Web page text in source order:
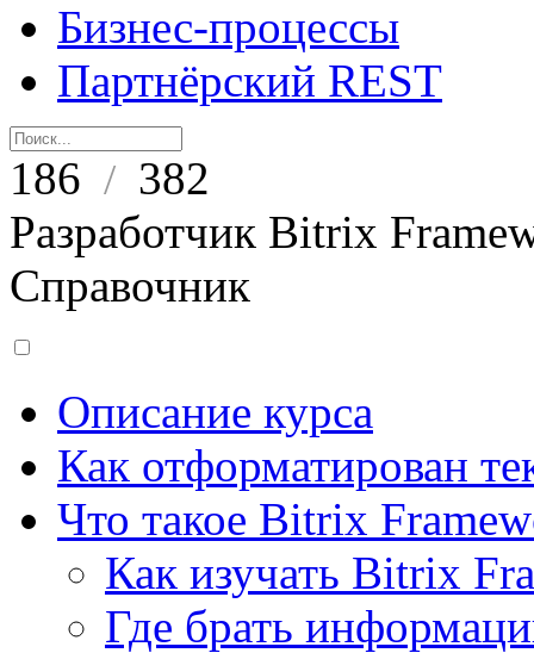
Бизнес-процессы
Партнёрский REST
186 / 382
Разработчик Bitrix
Справочник
Описание курса
Как отформатирован
Что такое Bitrix
Как изучать Bitrix
Где брать